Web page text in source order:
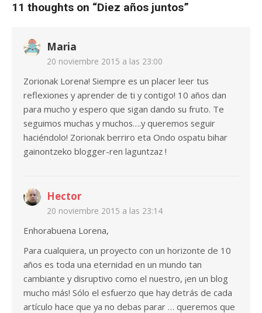
11 thoughts on “Diez años juntos”
Maria
20 noviembre 2015 a las 23:00
Zorionak Lorena! Siempre es un placer leer tus
reflexiones y aprender de ti y contigo! 10 años dan
para mucho y espero que sigan dando su fruto. Te
seguimos muchas y muchos….y queremos seguir
haciéndolo! Zorionak berriro eta Ondo ospatu bihar
gainontzeko blogger-ren laguntzaz !
Hector
20 noviembre 2015 a las 23:14
Enhorabuena Lorena,
Para cualquiera, un proyecto con un horizonte de 10
años es toda una eternidad en un mundo tan
cambiante y disruptivo como el nuestro, ¡en un blog
mucho más! Sólo el esfuerzo que hay detrás de cada
artículo hace que ya no debas parar … queremos que